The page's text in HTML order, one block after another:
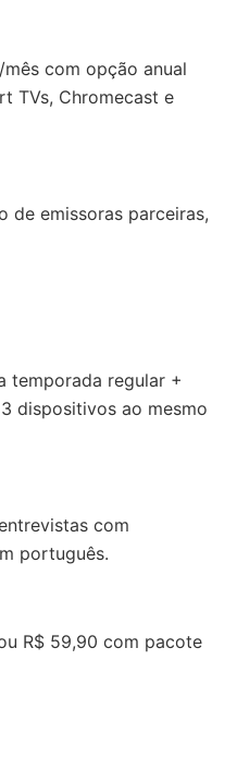
com opção anual
TVs, Chromecast e
de emissoras parceiras,
temporada regular +
dispositivos ao mesmo
com
português.
R$ 59,90 com pacote